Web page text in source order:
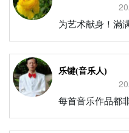
为艺术献身！滿
乐键(音乐人)
每首音乐作品都